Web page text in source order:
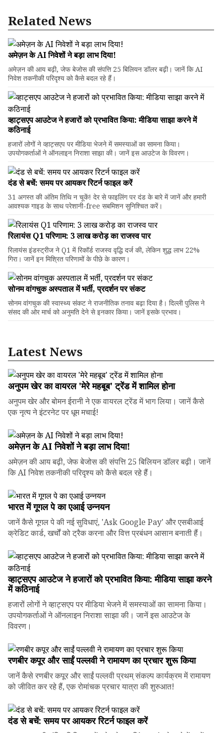
Related News
अमेज़न के AI निवेशों ने बड़ा लाभ दिया!
अमेज़न की आय बढ़ी, जेफ बेजोस की संपत्ति 25 बिलियन डॉलर बढ़ी। जानें कि AI
निवेश तकनीकी परिदृश्य को कैसे बदल रहे हैं।
व्हाट्सएप आउटेज ने हजारों को प्रभावित किया: मीडिया साझा करने में
कठिनाई
हजारों लोगों ने व्हाट्सएप पर मीडिया भेजने में समस्याओं का सामना किया।
उपयोगकर्ताओं ने ऑनलाइन निराशा साझा की। जानें इस आउटेज के विवरण।
दंड से बचें: समय पर आयकर रिटर्न फाइल करें
31 अगस्त की अंतिम तिथि न चूकें! देर से फाइलिंग पर दंड के बारे में जानें और हमारी
आवश्यक गाइड के साथ परेशानी-free सबमिशन सुनिश्चित करें।
रिलायंस Q1 परिणाम: ₹3 लाख करोड़ का राजस्व पार
रिलायंस इंडस्ट्रीज ने Q1 में रिकॉर्ड राजस्व वृद्धि दर्ज की, लेकिन शुद्ध लाभ 22%
गिरा। जानें इन मिश्रित परिणामों के पीछे के कारण।
सोनम वांगचुक अस्पताल में भर्ती, प्रदर्शन पर संकट
सोनम वांगचुक की स्वास्थ्य संकट ने राजनीतिक तनाव बढ़ा दिया है। दिल्ली पुलिस ने
संसद की ओर मार्च को अनुमति देने से इनकार किया। जानें इसके प्रभाव।
Latest News
अनुपम खेर का वायरल 'मेरे महबूब' ट्रेंड में शामिल होना
अनुपम खेर और बोमन ईरानी ने एक वायरल ट्रेंड में भाग लिया। जानें कैसे
एक नृत्य ने इंटरनेट पर धूम मचाई!
अमेज़न के AI निवेशों ने बड़ा लाभ दिया!
अमेज़न की आय बढ़ी, जेफ बेजोस की संपत्ति 25 बिलियन डॉलर बढ़ी। जानें
कि AI निवेश तकनीकी परिदृश्य को कैसे बदल रहे हैं।
भारत में गूगल पे का एआई उन्नयन
जानें कैसे गूगल पे की नई सुविधाएं, 'Ask Google Pay' और एसबीआई
क्रेडिट कार्ड, खर्चों को ट्रैक करना और वित्त प्रबंधन आसान बनाती हैं।
व्हाट्सएप आउटेज ने हजारों को प्रभावित किया: मीडिया साझा करने
में कठिनाई
हजारों लोगों ने व्हाट्सएप पर मीडिया भेजने में समस्याओं का सामना किया।
उपयोगकर्ताओं ने ऑनलाइन निराशा साझा की। जानें इस आउटेज के
विवरण।
रणबीर कपूर और साईं पल्लवी ने रामायण का प्रचार शुरू किया
जानें कैसे रणबीर कपूर और साईं पल्लवी प्रथम् संकल्प कार्यक्रम में रामायण
को जीवित कर रहे हैं, एक रोमांचक प्रचार यात्रा की शुरुआत!
दंड से बचें: समय पर आयकर रिटर्न फाइल करें